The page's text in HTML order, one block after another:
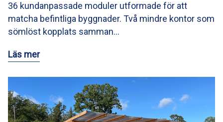
36 kundanpassade moduler utformade för att
matcha befintliga byggnader. Två mindre kontor som
sömlöst kopplats samman…
Läs mer